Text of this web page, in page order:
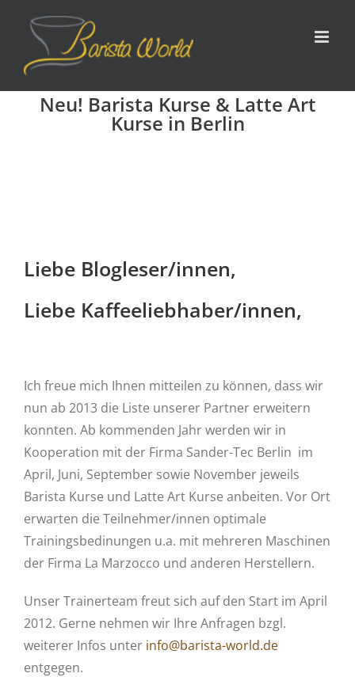
Inhalt
springen
Neu! Barista Kurse & Latte Art
Kurse in Berlin
Liebe Blogleser/innen,
Liebe Kaffeeliebhaber/innen,
Ich freue mich Ihnen mitteilen zu können, dass wir
nun ab 2013 die Liste unserer Partner erweitern
konnten. Ab kommenden Jahr werden wir in
Kooperation mit der Firma Sander-Tec Berlin im
April, Juni, September sowie November jeweils
Barista Kurse und Latte Art Kurse anbeiten. Vor Ort
erwarten die Teilnehmer/innen optimale
Trainingsbedinungen u.a. mit mehreren Maschinen
der Firma La Marzocco und anderen Herstellern.
Unser Trainerteam freut sich auf den Start im April
2012. Gerne nehmen wir Ihre Anfragen bzgl.
weiterer Infos unter info@barista-world.de
entgegen.